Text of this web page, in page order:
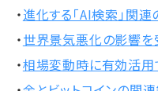
・進化する「AI検索」関
・世界景気悪化の影響
・相場変動時に有効活